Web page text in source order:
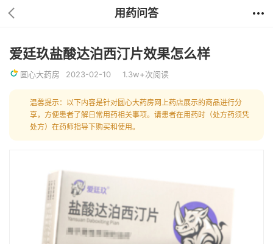
用药问答
爱廷玖盐酸达泊西汀片效果怎么样
圆心大药房 2023-02-10 1.3w+次阅读
温馨提示：以下内容是针对圆心大药房网上药店展示的商品进行分
享，方便患者了解日常用药相关事项。请患者在用药时（处方药须凭
处方）在药师指导下购买和使用。